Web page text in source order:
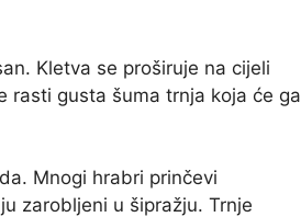
Kletva se proširuje na cijeli
rasti gusta šuma trnja koja će ga
Mnogi hrabri prinčevi
zarobljeni u šipražju. Trnje